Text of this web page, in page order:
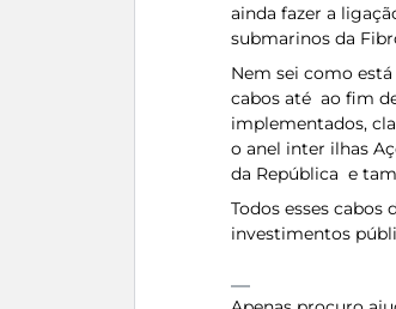
ainda fazer a
submarinos da
Nem sei como
cabos até ao fim
implementados,
o anel inter ilhas
da República e
Todos esses
investimentos